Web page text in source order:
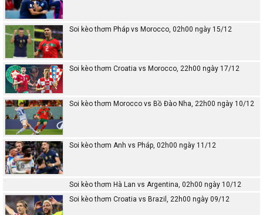
Soi kèo thơm Pháp vs Morocco, 02h00 ngày 15/12
Soi kèo thơm Croatia vs Morocco, 22h00 ngày 17/12
Soi kèo thơm Morocco vs Bồ Đào Nha, 22h00 ngày 10/12
Soi kèo thơm Anh vs Pháp, 02h00 ngày 11/12
Soi kèo thơm Hà Lan vs Argentina, 02h00 ngày 10/12
Soi kèo thơm Croatia vs Brazil, 22h00 ngày 09/12